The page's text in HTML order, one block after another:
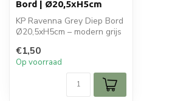
Bord | Ø20,5xH5cm
KP Ravenna Grey Diep Bord
Ø20,5xH5cm – modern grijs
p...
€1,50
Op voorraad